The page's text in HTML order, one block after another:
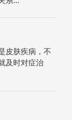
皮肤疾病，不
及时对症治